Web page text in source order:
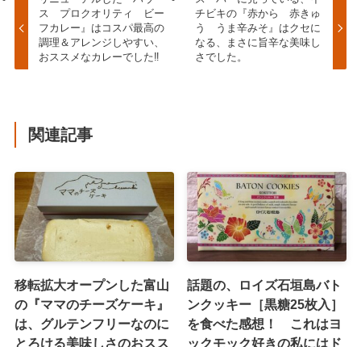
ス プロクオリティ ビー
フカレー』はコスパ最高の
調理＆アレンジしやすい、
おススメなカレーでした‼
チビキの『赤から 赤きゅ
う うま辛みそ』はクセに
なる、まさに旨辛な美味し
さでした。
関連記事
移転拡大オープンした富山
の『ママのチーズケーキ』
は、グルテンフリーなのに
とろける美味しさのおスス
話題の、ロイズ石垣島バト
ンクッキー［黒糖25枚入］
を食べた感想！ これはヨ
ックモック好きの私にはド